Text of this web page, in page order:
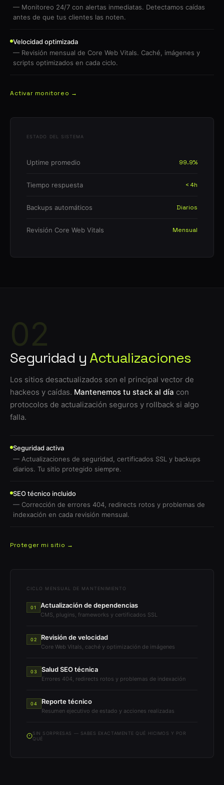
— Monitoreo 24/7 con alertas inmediatas. Detectamos caídas
antes de que tus clientes las noten.
Velocidad optimizada
— Revisión mensual de Core Web Vitals. Caché, imágenes y
scripts optimizados en cada ciclo.
Activar monitoreo →
ESTADO DEL SISTEMA
Uptime promedio 99.9%
Tiempo respuesta < 4h
Backups automáticos Diarios
Revisión Core Web Vitals Mensual
02
Seguridad yActualizaciones
Los sitios desactualizados son el principal vector de
hackeos y caídas. Mantenemos tu stack al día con
protocolos de actualización seguros y rollback si algo
falla.
Seguridad activa
— Actualizaciones de seguridad, certificados SSL y backups
diarios. Tu sitio protegido siempre.
SEO técnico incluido
— Corrección de errores 404, redirects rotos y problemas de
indexación en cada revisión mensual.
Proteger mi sitio →
CICLO MENSUAL DE MANTENIMIENTO
01 Actualización de dependencias
CMS, plugins, frameworks y certificados SSL
02 Revisión de velocidad
Core Web Vitals, caché y optimización de imágenes
03 Salud SEO técnica
Errores 404, redirects rotos y problemas de indexación
04 Reporte técnico
Resumen ejecutivo de estado y acciones realizadas
SIN SORPRESAS — SABES EXACTAMENTE QUÉ HICIMOS Y POR
QUÉ